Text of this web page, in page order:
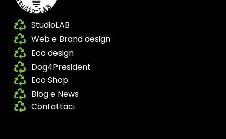
StudioLAB
Web e Brand design
Eco design
Dog4President
Eco Shop
Blog e News
Contattaci